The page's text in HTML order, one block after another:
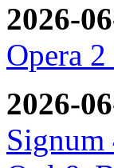
2026-
Opera
2026-
Signum